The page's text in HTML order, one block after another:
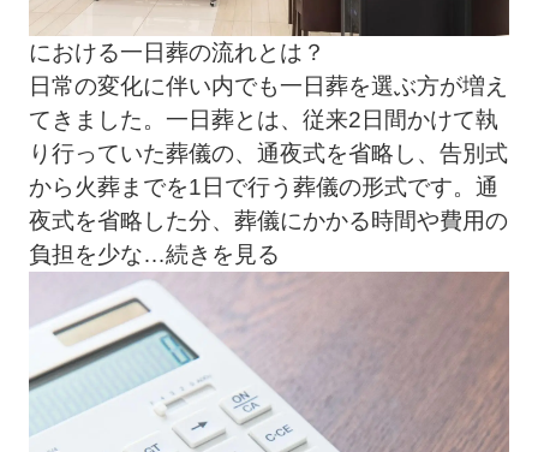
における一日葬の流れとは？
日常の変化に伴い内でも一日葬を選ぶ方が増え
てきました。一日葬とは、従来2日間かけて執
り行っていた葬儀の、通夜式を省略し、告別式
から火葬までを1日で行う葬儀の形式です。通
夜式を省略した分、葬儀にかかる時間や費用の
負担を少な…続きを見る